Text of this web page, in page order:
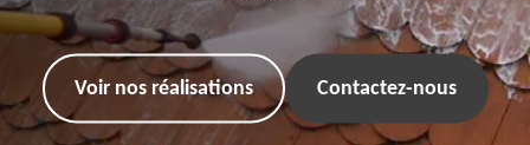
Voir nos réalisations Contactez-nous